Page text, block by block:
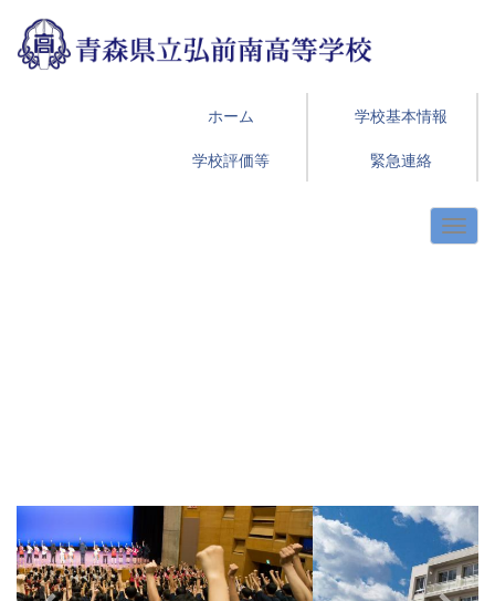
ホーム
学校基本情報
学校評価等
緊急連絡
s